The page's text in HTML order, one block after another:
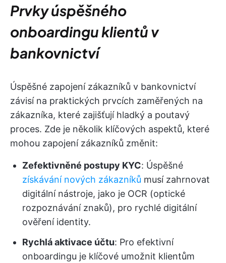
Prvky úspěšného
onboardingu klientů v
bankovnictví
Úspěšné zapojení zákazníků v bankovnictví
závisí na praktických prvcích zaměřených na
zákazníka, které zajišťují hladký a poutavý
proces. Zde je několik klíčových aspektů, které
mohou zapojení zákazníků změnit:
Zefektivněné postupy KYC: Úspěšné
získávání nových zákazníků musí zahrnovat
digitální nástroje, jako je OCR (optické
rozpoznávání znaků), pro rychlé digitální
ověření identity.
Rychlá aktivace účtu: Pro efektivní
onboardingu je klíčové umožnit klientům